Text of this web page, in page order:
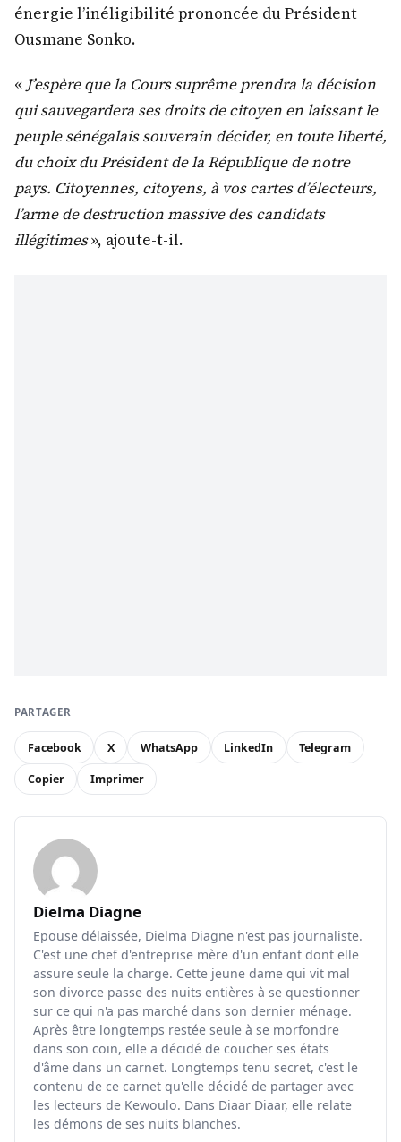
énergie l’inéligibilité prononcée du Président
Ousmane Sonko.
«J’espère que la Cours suprême prendra la décision
qui sauvegardera ses droits de citoyen en laissant le
peuple sénégalais souverain décider, en toute liberté,
du choix du Président de la République de notre
pays. Citoyennes, citoyens, à vos cartes d’électeurs,
l’arme de destruction massive des candidats
illégitimes», ajoute-t-il.
PARTAGER
Facebook X WhatsApp LinkedIn Telegram
Copier Imprimer
Dielma Diagne
Epouse délaissée, Dielma Diagne n'est pas journaliste.
C'est une chef d'entreprise mère d'un enfant dont elle
assure seule la charge. Cette jeune dame qui vit mal
son divorce passe des nuits entières à se questionner
sur ce qui n'a pas marché dans son dernier ménage.
Après être longtemps restée seule à se morfondre
dans son coin, elle a décidé de coucher ses états
d'âme dans un carnet. Longtemps tenu secret, c'est le
contenu de ce carnet qu'elle décidé de partager avec
les lecteurs de Kewoulo. Dans Diaar Diaar, elle relate
les démons de ses nuits blanches.